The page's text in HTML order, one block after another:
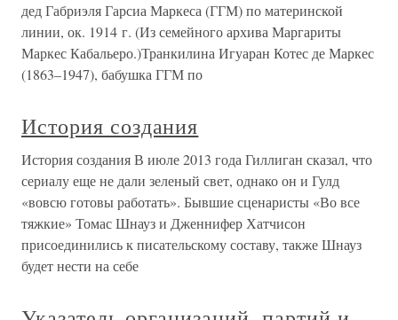
дед Габриэля Гарсиа Маркеса (ГГМ) по материнской
линии, ок. 1914 г. (Из семейного архива Маргариты
Маркес Кабальеро.)Транкилина Игуаран Котес де Маркес
(1863–1947), бабушка ГГМ по
История создания
История создания В июле 2013 года Гиллиган сказал, что
сериалу еще не дали зеленый свет, однако он и Гулд
«вовсю готовы работать». Бывшие сценаристы «Во все
тяжкие» Томас Шнауз и Дженнифер Хатчисон
присоединились к писательскому составу, также Шнауз
будет нести на себе